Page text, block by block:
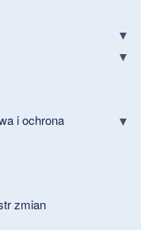
i ochrona
zmian